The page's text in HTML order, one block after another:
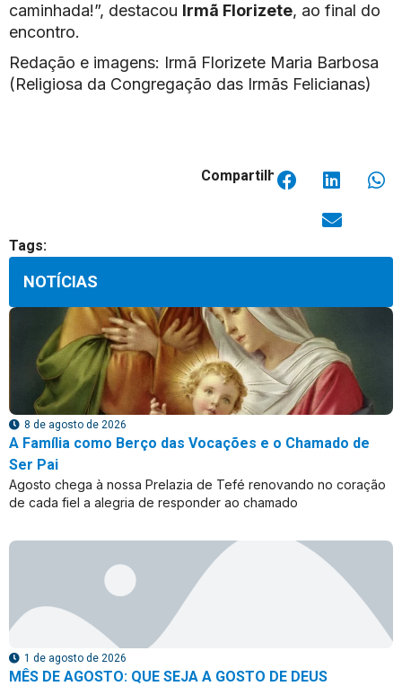
caminhada!”, destacou Irmã Florizete, ao final do
encontro.
Redação e imagens: Irmã Florizete Maria Barbosa
(Religiosa da Congregação das Irmãs Felicianas)
Compartilhar:
Tags:
NOTÍCIAS
8 de agosto de 2026
A Família como Berço das Vocações e o Chamado de
Ser Pai
Agosto chega à nossa Prelazia de Tefé renovando no coração
de cada fiel a alegria de responder ao chamado
1 de agosto de 2026
MÊS DE AGOSTO: QUE SEJA A GOSTO DE DEUS